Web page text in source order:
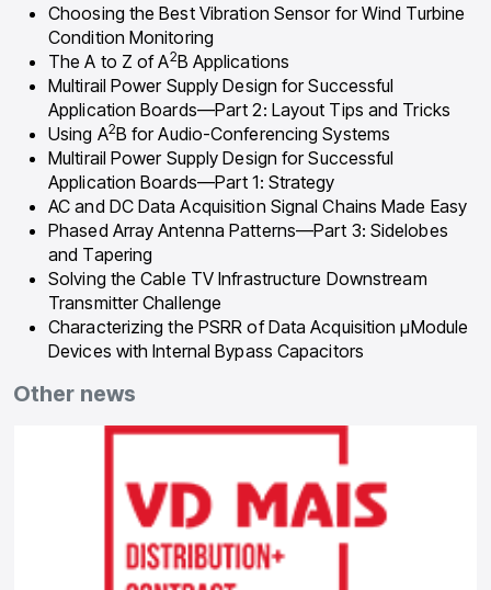
Choosing the Best Vibration Sensor for Wind Turbine
Condition Monitoring
The A to Z of A2B Applications
Multirail Power Supply Design for Successful
Application Boards—Part 2: Layout Tips and Tricks
Using A2B for Audio-Conferencing Systems
Multirail Power Supply Design for Successful
Application Boards—Part 1: Strategy
AC and DC Data Acquisition Signal Chains Made Easy
Phased Array Antenna Patterns—Part 3: Sidelobes
and Tapering
Solving the Cable TV Infrastructure Downstream
Transmitter Challenge
Characterizing the PSRR of Data Acquisition μModule
Devices with Internal Bypass Capacitors
Other news